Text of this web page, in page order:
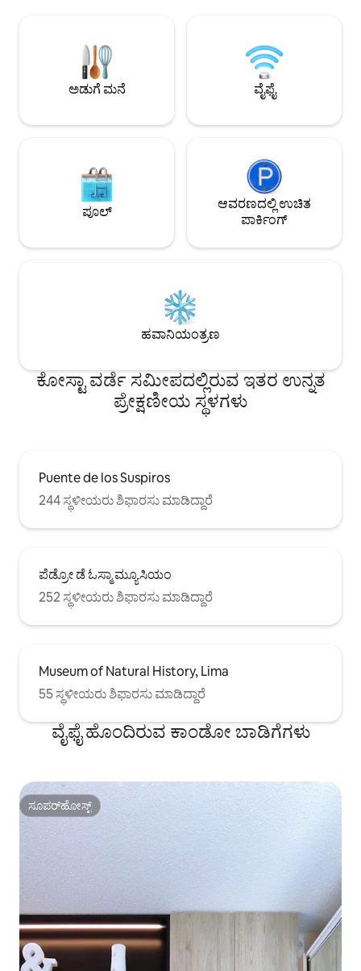
ಮಿಗುಯೆಲ್‌ನಲ್ಲಿ ಕಾರ್ಯತಂತ್ರದ ಸ್ಥಳದಲ್ಲಿದೆ,
ವಿಶ್ವವಿದ್ಯಾಲಯಗಳು ಮತ್ತು ಶಾಪಿಂಗ್ ಕೇಂದ್ರಗಳಿಗೆ
ಹತ್ತಿರದಲ್ಲಿದೆ ಮತ್ತು ವಿಮಾನ ನಿಲ್ದಾಣದಿಂದ 20
ನಿಮಿಷಗಳಿಗಿಂತ ಕಡಿಮೆ ದೂರದಲ್ಲಿದೆ.
ಮಾಡುತ್ತಾರೆ -
ಪ್ರವಾಸಿ ರೆಸ್ಟೋರೆಂಟ್
ಹೋಗಬಹುದು, ಅಲ್ಲಿ
ಭಕ್ಷ್ಯಗಳನ್ನು ಕಾಣುತ್ತೀರಿ.
ಅಡುಗೆ ಮನೆ ವೈಫೈ
ಪೂಲ್
ಆವರಣದಲ್ಲಿ ಉಚಿತ
ಪಾರ್ಕಿಂಗ್
ಹವಾನಿಯಂತ್ರಣ
ಕೋಸ್ಟಾ ವರ್ಡೆ ಸಮೀಪದಲ್ಲಿರುವ ಇತರ ಉನ್ನತ
ಪ್ರೇಕ್ಷಣೀಯ ಸ್ಥಳಗಳು
Puente de los Suspiros
244 ಸ್ಥಳೀಯರು ಶಿಫಾರಸು ಮಾಡಿದ್ದಾರೆ
ಪೆಡ್ರೋ ಡೆ ಓಸ್ಮಾ ಮ್ಯೂಸಿಯಂ
252 ಸ್ಥಳೀಯರು ಶಿಫಾರಸು ಮಾಡಿದ್ದಾರೆ
Museum of Natural History, Lima
55 ಸ್ಥಳೀಯರು ಶಿಫಾರಸು ಮಾಡಿದ್ದಾರೆ
ವೈಫೈ ಹೊಂದಿರುವ ಕಾಂಡೋ ಬಾಡಿಗೆಗಳು
ಸೂಪರ್‌ಹೋಸ್ಟ್
ಸೂಪರ್‌ಹೋಸ್ಟ್